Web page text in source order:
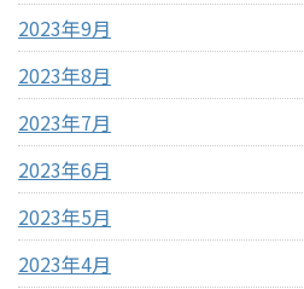
2023年9月
2023年8月
2023年7月
2023年6月
2023年5月
2023年4月